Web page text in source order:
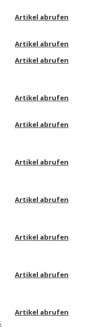
Artikel abrufen
Artikel abrufen
Artikel abrufen
Artikel abrufen
Artikel abrufen
Artikel abrufen
Artikel abrufen
Artikel abrufen
Artikel abrufen
Artikel abrufen